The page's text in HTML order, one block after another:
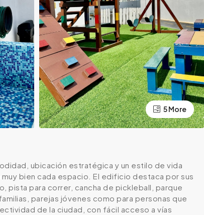
5 More
ubicación estratégica y un estilo de vida
bien cada espacio. El edificio destaca por sus
pista para correr, cancha de pickleball, parque
parejas jóvenes como para personas que
de la ciudad, con fácil acceso a vías